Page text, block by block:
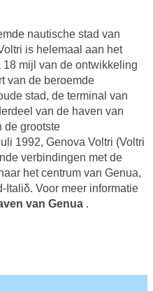
nautische stad van
is helemaal aan het
mijl van de ontwikkeling
van de beroemde
stad, de terminal van
van de haven van
de grootste
1992, Genova Voltri (Voltri
verbindingen met de
het centrum van Genua,
Italiδ. Voor meer informatie
van Genua .